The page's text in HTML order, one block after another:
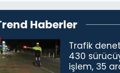
Haberler
Trafik
430
işlem, 35